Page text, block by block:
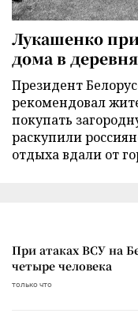
Лукашенко
дома в
Президент
рекомендовал
покупать
раскупили
отдыха вдали от
При атаках ВСУ на
четыре человека
только что